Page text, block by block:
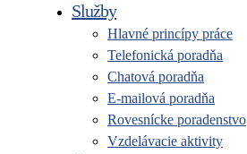
Služby
Hlavné princípy práce
Telefonická poradňa
Chatová poradňa
E-mailová poradňa
Rovesnícke poradenstvo
Vzdelávacie aktivity